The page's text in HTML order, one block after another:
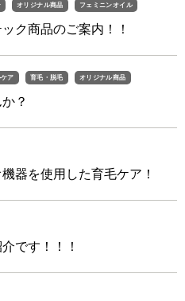
オリジナル商品 フェミニンオイル
ク商品のご案内！！
ア 育毛・脱毛 オリジナル商品
？
器を使用した育毛ケア！
です！！！